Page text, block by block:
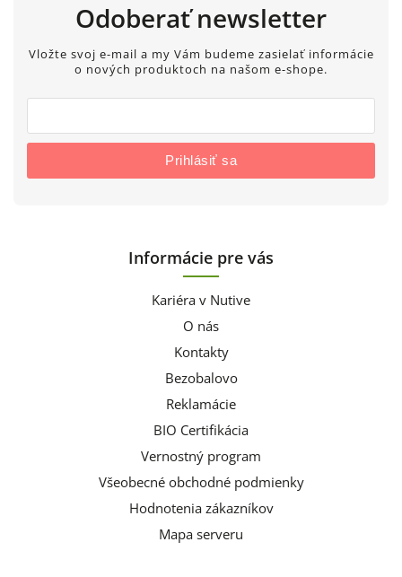
Odoberať newsletter
Vložte svoj e-mail a my Vám budeme zasielať informácie
o nových produktoch na našom e-shope.
Prihlásiť sa
Informácie pre vás
Kariéra v Nutive
O nás
Kontakty
Bezobalovo
Reklamácie
BIO Certifikácia
Vernostný program
Všeobecné obchodné podmienky
Hodnotenia zákazníkov
Mapa serveru